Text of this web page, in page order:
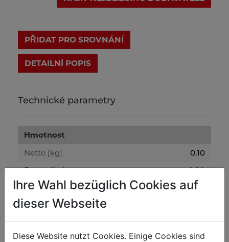
PŘIDAT PRO SROVNÁNÍ
DETAILNÍ POPIS
Technické parametry
Hmotnost
Netto [kg]
0.10
Brutto [kg]
0.20
Přepravní rozměry
Šířka balení [mm]
400
Ihre Wahl bezüglich Cookies auf
dieser Webseite
Diese Website nutzt Cookies. Einige Cookies sind